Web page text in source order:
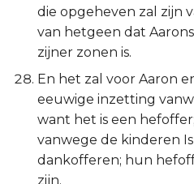
die opgeheven zal zijn
van hetgeen dat
zijner zonen is.
En het zal voor Aaron
eeuwige inzetting
want het is een
vanwege de kinderen
dankofferen; hun
zijn.